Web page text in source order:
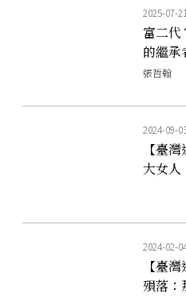
2025-07-21
富二代
的繼
張哲翰
2024-09-
【臺
大女人
2024-02-
【臺
殞落：